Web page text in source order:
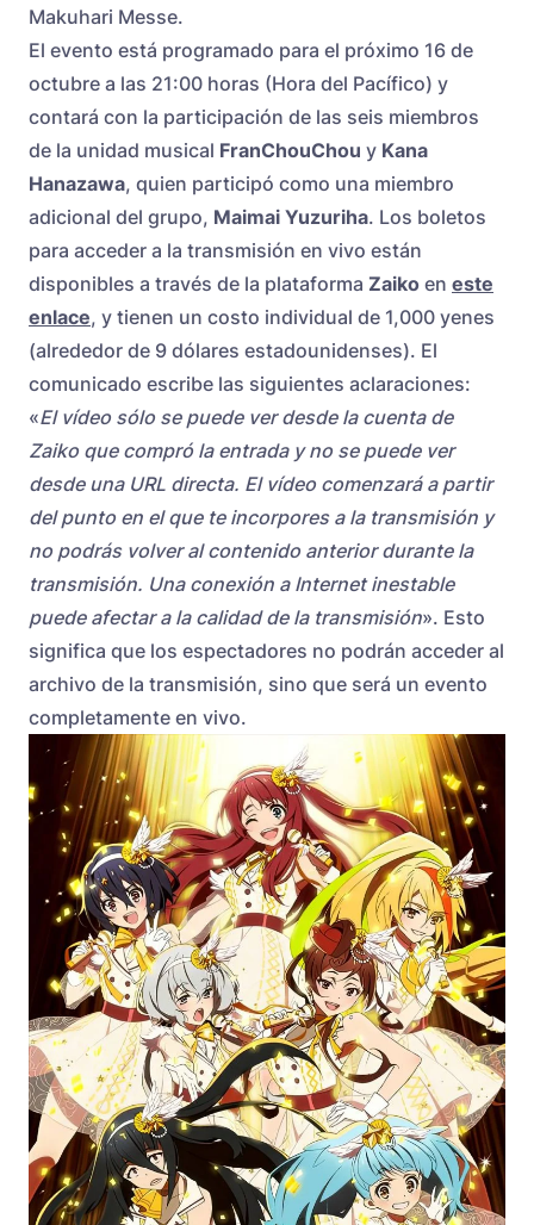
Makuhari Messe.
El evento está programado para el próximo 16 de
octubre a las 21:00 horas (Hora del Pacífico) y
contará con la participación de las seis miembros
de la unidad musical FranChouChou y Kana
Hanazawa, quien participó como una miembro
adicional del grupo, Maimai Yuzuriha. Los boletos
para acceder a la transmisión en vivo están
disponibles a través de la plataforma Zaiko en este
enlace, y tienen un costo individual de 1,000 yenes
(alrededor de 9 dólares estadounidenses). El
comunicado escribe las siguientes aclaraciones:
«El vídeo sólo se puede ver desde la cuenta de
Zaiko que compró la entrada y no se puede ver
desde una URL directa. El vídeo comenzará a partir
del punto en el que te incorpores a la transmisión y
no podrás volver al contenido anterior durante la
transmisión. Una conexión a Internet inestable
puede afectar a la calidad de la transmisión». Esto
significa que los espectadores no podrán acceder al
archivo de la transmisión, sino que será un evento
completamente en vivo.